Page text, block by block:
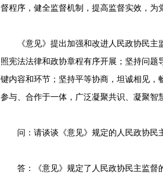
督程序，健全监督机制，提高监督实效，为
《意见》提出加强和改进人民政协民
照宪法法律和政协章程有序开展；坚持问
键内容和环节；坚持平等协商，坦诚相见，
参与、合作于一体，广泛凝聚共识、凝聚智
问：请谈谈《意见》规定的人民政协民
答：《意见》规定了人民政协民主监督